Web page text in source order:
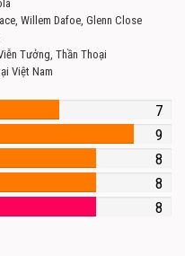
Willem Dafoe, Glenn Close
Tưởng, Thần Thoại
Việt Nam
7
9
8
8
8